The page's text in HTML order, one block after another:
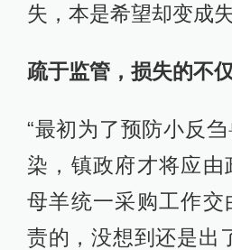
失，本是希望却变成
疏于监管，损失的不
“最初为了预防小反
染，镇政府才将应由
母羊统一采购工作交
责的，没想到还是出